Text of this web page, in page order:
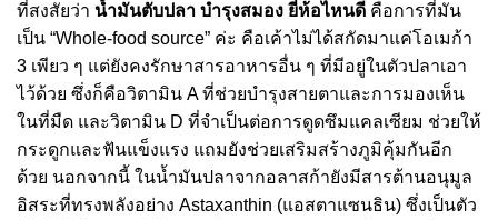
ที่สงสัยว่า น้ำมันตับปลา บํารุงสมอง ยี่ห้อไหนดี คือการที่มัน
เป็น “Whole-food source” ค่ะ คือเค้าไม่ได้สกัดมาแค่โอเมก้า
3 เพียว ๆ แต่ยังคงรักษาสารอาหารอื่น ๆ ที่มีอยู่ในตัวปลาเอา
ไว้ด้วย ซึ่งก็คือวิตามิน A ที่ช่วยบำรุงสายตาและการมองเห็น
ในที่มืด และวิตามิน D ที่จำเป็นต่อการดูดซึมแคลเซียม ช่วยให้
กระดูกและฟันแข็งแรง แถมยังช่วยเสริมสร้างภูมิคุ้มกันอีก
ด้วย นอกจากนี้ ในน้ำมันปลาจากอลาสก้ายังมีสารต้านอนุมูล
อิสระที่ทรงพลังอย่าง Astaxanthin (แอสตาแซนธิน) ซึ่งเป็นตัว